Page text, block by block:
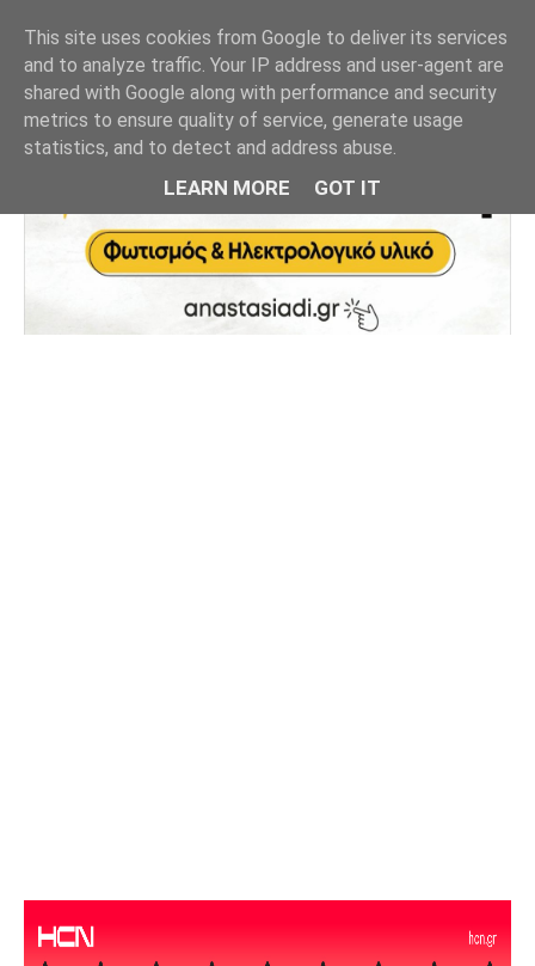
This site uses cookies from Google to deliver its services
and to analyze traffic. Your IP address and user-agent are
shared with Google along with performance and security
metrics to ensure quality of service, generate usage
statistics, and to detect and address abuse.
LEARN MORE GOT IT